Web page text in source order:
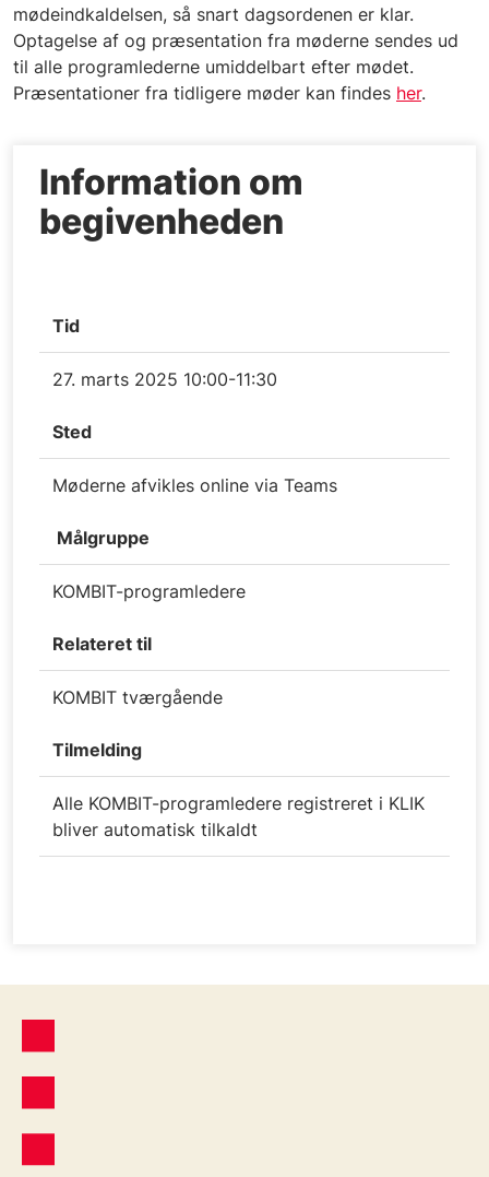
mødeindkaldelsen, så snart dagsordenen er klar.
Optagelse af og præsentation fra møderne sendes ud
til alle programlederne umiddelbart efter mødet.
Præsentationer fra tidligere møder kan findes her.
Information om
begivenheden
Tid
27. marts 2025 10:00-11:30
Sted
Møderne afvikles online via Teams
Målgruppe
KOMBIT-programledere
Relateret til
KOMBIT tværgående
Tilmelding
Alle KOMBIT-programledere registreret i KLIK
bliver automatisk tilkaldt